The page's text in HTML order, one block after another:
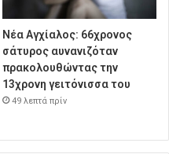
Νέα Αγχίαλος: 66χρονος
σάτυρος αυνανιζόταν
πρακολουθώντας την
13χρονη γειτόνισσα του
49 λεπτά πρίν